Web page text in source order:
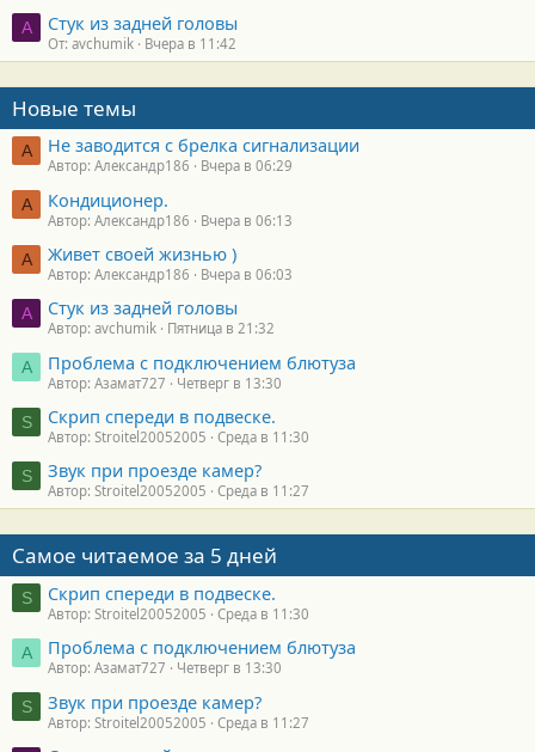
A Стук из задней головы
От: avchumik Вчера в 11:42
Новые темы
А Не заводится с брелка сигнализации
Автор: Александр186 Вчера в 06:29
А Кондиционер.
Автор: Александр186 Вчера в 06:13
А Живет своей жизнью )
Автор: Александр186 Вчера в 06:03
A Стук из задней головы
Автор: avchumik Пятница в 21:32
А Проблема с подключением блютуза
Автор: Азамат727 Четверг в 13:30
S Скрип спереди в подвеске.
Автор: Stroitel20052005 Среда в 11:30
S Звук при проезде камер?
Автор: Stroitel20052005 Среда в 11:27
Самое читаемое за 5 дней
S Скрип спереди в подвеске.
Автор: Stroitel20052005 Среда в 11:30
А Проблема с подключением блютуза
Автор: Азамат727 Четверг в 13:30
S Звук при проезде камер?
Автор: Stroitel20052005 Среда в 11:27